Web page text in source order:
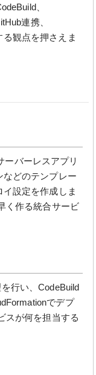
、
連携、
観点を押さえま
ーバーレスアプリ
どのテンプレー
設定を作成しま
く作る統合サービ
行い、CodeBuild
でデプ
スが何を担当する